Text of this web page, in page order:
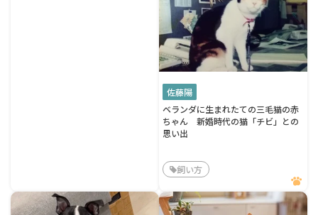
佐藤陽
ベランダに生まれたての三毛猫の赤
ちゃん 新婚時代の猫「チビ」との
思い出
飼い方